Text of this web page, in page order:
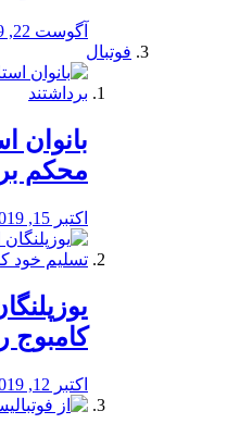
آگوست 22, 2019
فوتبال
بانوان
محكم
اکتبر 15, 2019
کامبوج
اکتبر 12, 2019